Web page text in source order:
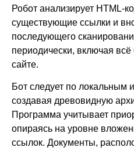
Робот анализирует HTML-
существующие ссылки и
последующего
периодически, включая
сайте.
Бот следует по локальным
создавая древовидную
Программа учитывает
опираясь на уровне
ссылок. Документы,